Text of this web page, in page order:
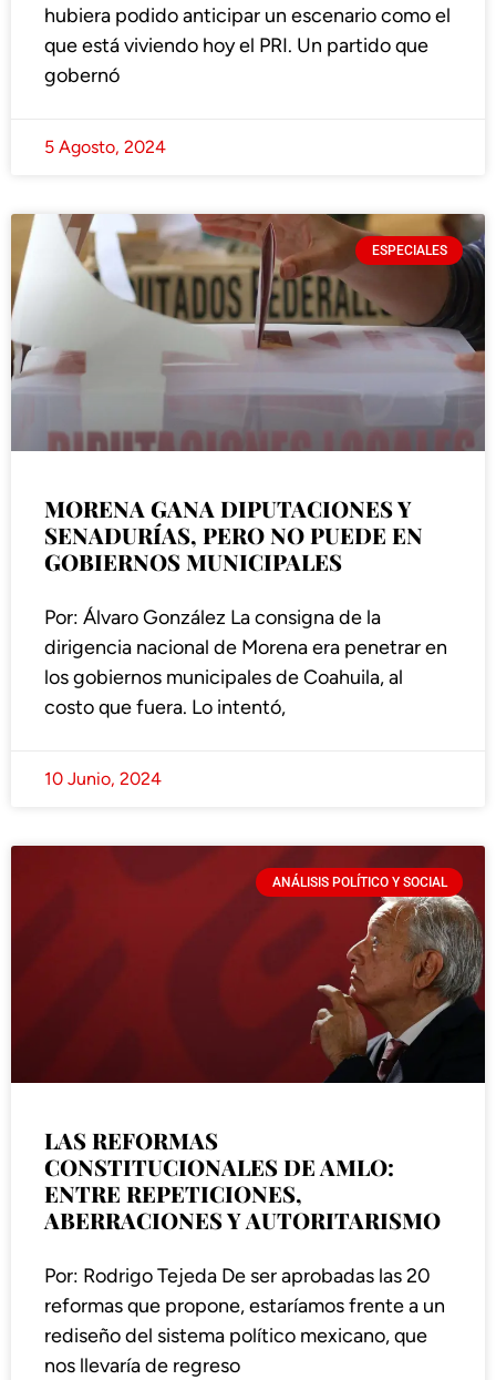
hubiera podido anticipar un escenario como el
que está viviendo hoy el PRI. Un partido que
gobernó
5 Agosto, 2024
ESPECIALES
MORENA GANA DIPUTACIONES Y
SENADURÍAS, PERO NO PUEDE EN
GOBIERNOS MUNICIPALES
Por: Álvaro González La consigna de la
dirigencia nacional de Morena era penetrar en
los gobiernos municipales de Coahuila, al
costo que fuera. Lo intentó,
10 Junio, 2024
ANÁLISIS POLÍTICO Y SOCIAL
LAS REFORMAS
CONSTITUCIONALES DE AMLO:
ENTRE REPETICIONES,
ABERRACIONES Y AUTORITARISMO
Por: Rodrigo Tejeda De ser aprobadas las 20
reformas que propone, estaríamos frente a un
rediseño del sistema político mexicano, que
nos llevaría de regreso